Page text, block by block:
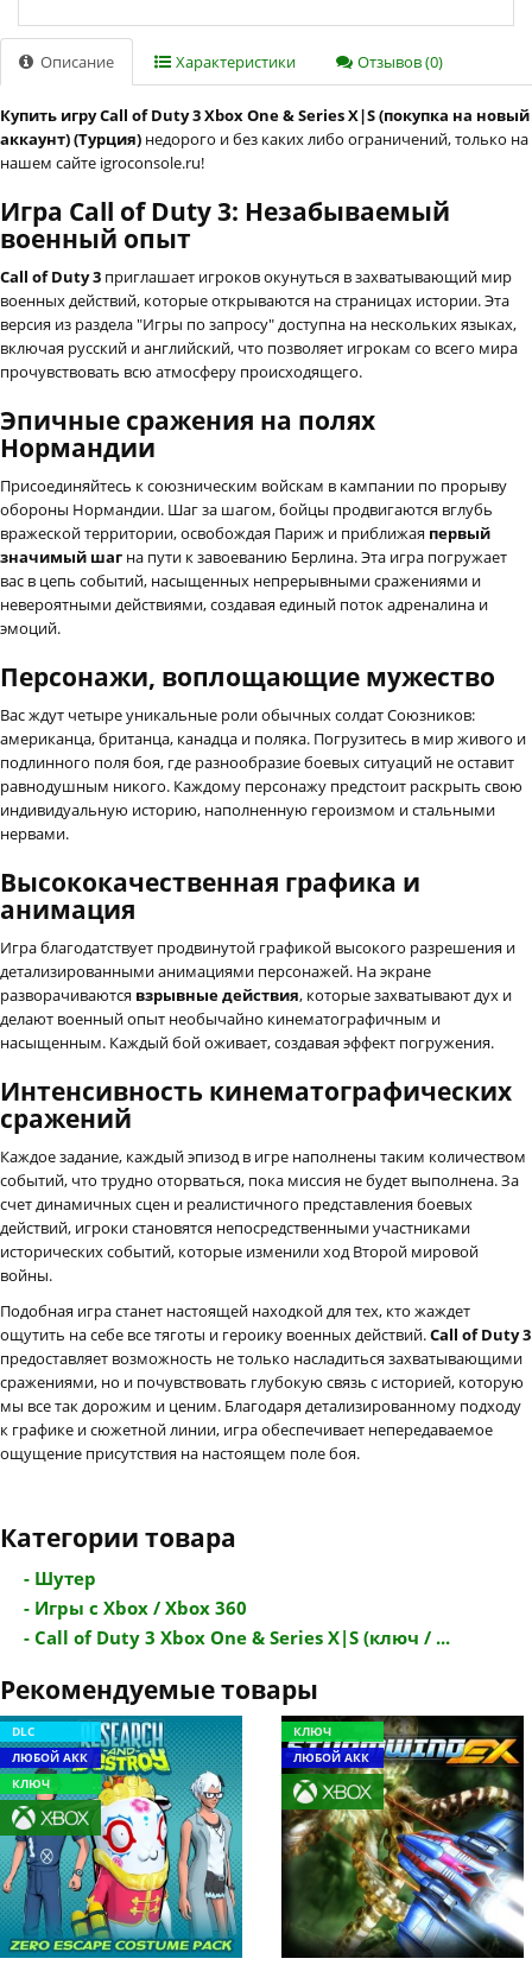
Описание Характеристики Отзывов (0)
Купить игру Call of Duty 3 Xbox One & Series X|S (покупка на новый
аккаунт) (Турция) недорого и без каких либо ограничений, только на
нашем сайте igroconsole.ru!
Игра Call of Duty 3: Незабываемый
военный опыт
Call of Duty 3 приглашает игроков окунуться в захватывающий мир
военных действий, которые открываются на страницах истории. Эта
версия из раздела "Игры по запросу" доступна на нескольких языках,
включая русский и английский, что позволяет игрокам со всего мира
прочувствовать всю атмосферу происходящего.
Эпичные сражения на полях
Нормандии
Присоединяйтесь к союзническим войскам в кампании по прорыву
обороны Нормандии. Шаг за шагом, бойцы продвигаются вглубь
вражеской территории, освобождая Париж и приближая первый
значимый шаг на пути к завоеванию Берлина. Эта игра погружает
вас в цепь событий, насыщенных непрерывными сражениями и
невероятными действиями, создавая единый поток адреналина и
эмоций.
Персонажи, воплощающие мужество
Вас ждут четыре уникальные роли обычных солдат Союзников:
американца, британца, канадца и поляка. Погрузитесь в мир живого и
подлинного поля боя, где разнообразие боевых ситуаций не оставит
равнодушным никого. Каждому персонажу предстоит раскрыть свою
индивидуальную историю, наполненную героизмом и стальными
нервами.
Высококачественная графика и
анимация
Игра благодатствует продвинутой графикой высокого разрешения и
детализированными анимациями персонажей. На экране
разворачиваются взрывные действия, которые захватывают дух и
делают военный опыт необычайно кинематографичным и
насыщенным. Каждый бой оживает, создавая эффект погружения.
Интенсивность кинематографических
сражений
Каждое задание, каждый эпизод в игре наполнены таким количеством
событий, что трудно оторваться, пока миссия не будет выполнена. За
счет динамичных сцен и реалистичного представления боевых
действий, игроки становятся непосредственными участниками
исторических событий, которые изменили ход Второй мировой
войны.
Подобная игра станет настоящей находкой для тех, кто жаждет
ощутить на себе все тяготы и героику военных действий.Call of Duty 3
предоставляет возможность не только насладиться захватывающими
сражениями, но и почувствовать глубокую связь с историей, которую
мы все так дорожим и ценим. Благодаря детализированному подходу
к графике и сюжетной линии, игра обеспечивает непередаваемое
ощущение присутствия на настоящем поле боя.
Категории товара
- Шутер
- Игры с Xbox / Xbox 360
- Call of Duty 3 Xbox One & Series X|S (ключ / ...
Рекомендуемые товары
DLC
ЛЮБОЙ АКК
КЛЮЧ
КЛЮЧ
ЛЮБОЙ АКК